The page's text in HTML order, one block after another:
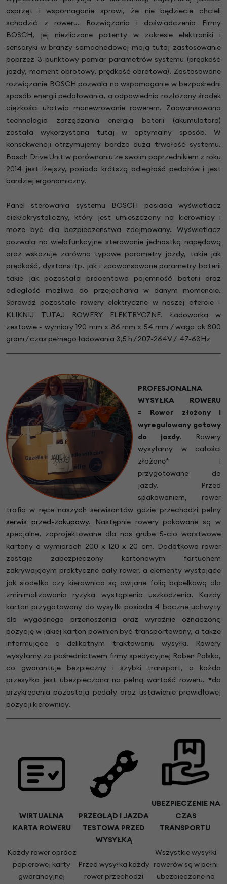
osprzęt i wspomaganie sprawi, że nie będziecie chcieli
schodzić z roweru. Rozwiązania i doświadczenia Firmy
BOSCH, jej niezliczone patenty w zakresie elektroniki i
sensoryki w branży samochodowej mają tutaj zastosowanie
poprzez 3-punktowy pomiar parametrów systemu (prędkość
jazdy, moment obrotowy, prędkość obrotowa). Zastosowane
rozwiązanie BOSCH pozwala na wspomaganie w bezpośredni
sposób energii pedałowania, a odpowiednio rozłożony środek
ciężkości ułatwia manewrowanie rowerem. Zaawansowana
technologia zarządzania energią baterii (akumulatora)
została wykorzystana tutaj w optymalny sposób. W
konsekwencji otrzymujemy bardzo dużą trwałość systemu.
Bosch Drive Unit w porównaniu ze swoim poprzednikiem z roku
2014 jest lżejszy, posiada krótszą odległość pedałów i jest
bardziej ergonomiczny.
Panel sterowania systemu BOSCH posiada wyświetlacz
ciekłokrystaliczny, który jest umieszczony na kierownicy i
może być dla bezpieczeństwa zdejmowany. Wyświetlacz
pozwala na wielofunkcyjne sterowanie jednostką napędową
oraz wskazuje zarówno typowe parametry jazdy, takie jak
prędkość, dystans itp. jak i zaawansowane parametry baterii
takie jak pozostała procentowa pojemność baterii oraz
odległość możliwa do przejechania w danym momencie.
Sprawdź pozostałe rowery elektryczne w naszej ofercie -
KLIKNIJ TUTAJ ROWERY ELEKTRYCZNE. Ładowarka w
zestawie - wymiary 190 mm x 86 mm x 54 mm / waga ok 800
gram / czas pełnego ładowania 3,5 h / 207-264V / 47-63Hz
PROFESJONALNA
WYSYŁKA ROWERU
= Rower złożony i
wyregulowany gotowy
do jazdy.
Rowery
wysyłamy w całości
złożone* i
przygotowane do
jazdy. Przed
spakowaniem, rower
trafia w ręce naszych serwisantów gdzie przechodzi pełny
serwis przed-zakupowy. Następnie rowery pakowane są w
specjalne, zaprojektowane dla nas grube 5-cio warstwowe
kartony o wymiarach 200 x 120 x 20 cm. Dodatkowo rower
zostaje zabezpieczony kartonowym fartuchem
zakrywającym praktyczne cały rower, a elementy wystające
jak siodełko czy kierownica są owijane folią bąbelkową dla
zminimalizowania ryzyka wystąpienia uszkodzenia. Każdy
karton przygotowany do wysyłki posiada 4 boczne uchwyty
dla wygodnego przenoszenia oraz wyraźnie oznaczoną
pozycję w jakiej karton powinien być transportowany, a także
informujące o delikatnym traktowaniu wysyłki. Rowery
wysyłamy za pośrednictwem firmy spedycyjnej Raben Polska,
co gwarantuje bezpieczny i szybki transport, a każda
przesyłka jest ubezpieczona na pełną wartość roweru. *do
przykręcenia pozostają pedały oraz ustawienie prawidłowej
pozycji kierownicy.
WIRTUALNA
KARTA ROWERU
Każdy rower oprócz
papierowej karty
gwarancyjnej
PRZEGLĄD I JAZDA
TESTOWA PRZED
WYSYŁKĄ
Przed wysyłką każdy
rower przechodzi
UBEZPIECZENIE NA
CZAS
TRANSPORTU
Wszystkie wysyłki
rowerów są w pełni
ubezpieczone na